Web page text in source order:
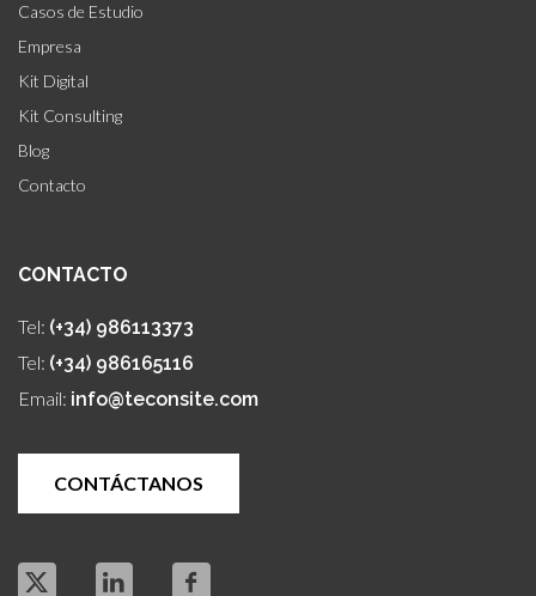
Casos de Estudio
Empresa
Kit Digital
Kit Consulting
Blog
Contacto
CONTACTO
Tel: (+34) 986113373
Tel: (+34) 986165116
Email: info@teconsite.com
CONTÁCTANOS